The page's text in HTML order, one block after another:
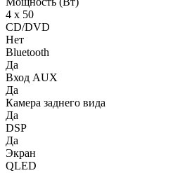
4 х 50
CD/DVD
Нет
Bluetooth
Да
Вход AUX
Да
Камера заднего вида
Да
DSP
Да
Экран
QLED